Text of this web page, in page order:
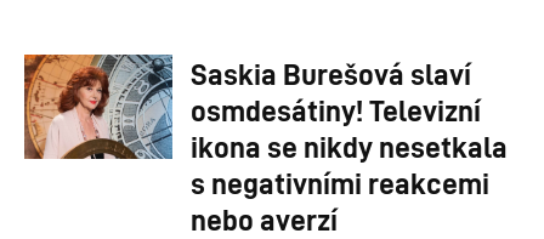
Saskia Burešová slaví
osmdesátiny! Televizní
ikona se nikdy nesetkala
s negativními reakcemi
nebo averzí